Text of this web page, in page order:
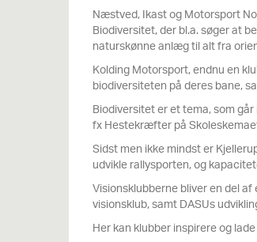
Næstved, Ikast og Motorsport
Biodiversitet, der bl.a. søger at
naturskønne anlæg til alt fra
Kolding Motorsport, endnu en
biodiversiteten på deres bane,
Biodiversitet er et tema, som
fx Hestekræfter på
Sidst men ikke mindst er
udvikle rallysporten, og
Visionsklubberne bliver en del
visionsklub, samt DASUs
Her kan klubber inspirere og